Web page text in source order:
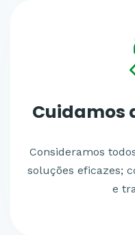
Cuidamos
Consideramos
soluções eficazes;
e